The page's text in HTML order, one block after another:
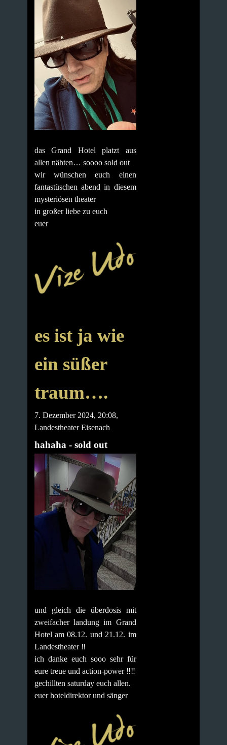
das Grand Hotel platzt aus
allen nähten… soooo sold out
wir wünschen euch einen
fantastüschen abend in diesem
mysteriösen theater
in großer liebe zu euch
euer
es ist ja wie
ein süßer
traum….
7. Dezember 2024, 20:08,
Landestheater Eisenach
hahaha - sold out
und gleich die überdosis mit
zweifacher landung im Grand
Hotel am 08.12. und 21.12. im
Landestheater ‼️
ich danke euch sooo sehr für
eure treue und action-power ‼️‼️
gechillten saturday euch allen.
euer hoteldirektor und sänger